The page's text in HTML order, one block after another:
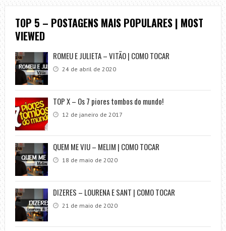
TOP 5 – POSTAGENS MAIS POPULARES | MOST
VIEWED
ROMEU E JULIETA – VITÃO | COMO TOCAR
24 de abril de 2020
TOP X – Os 7 piores tombos do mundo!
12 de janeiro de 2017
QUEM ME VIU – MELIM | COMO TOCAR
18 de maio de 2020
DIZERES – LOURENA E SANT | COMO TOCAR
21 de maio de 2020